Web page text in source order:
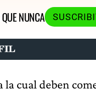
NUNCA
la cual deben